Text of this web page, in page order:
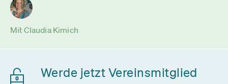
Mit Claudia Kimich
Werde jetzt Vereinsmitglied